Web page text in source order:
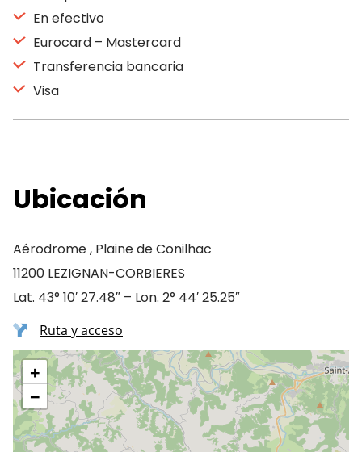
En efectivo
Eurocard – Mastercard
Transferencia bancaria
Visa
Ubicación
Aérodrome , Plaine de Conilhac
11200 LEZIGNAN-CORBIERES
Lat. 43° 10′ 27.48″ – Lon. 2° 44′ 25.25″
Ruta y acceso
+
−